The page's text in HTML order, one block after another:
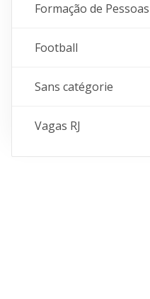
Formação de Pessoas
Football
Sans catégorie
Vagas RJ